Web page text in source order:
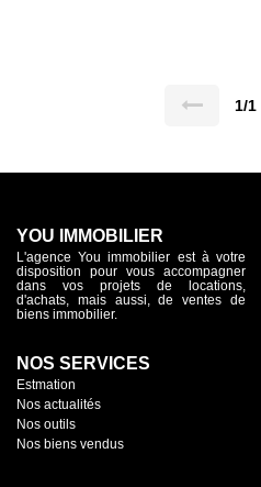
1/1
YOU IMMOBILIER
L'agence You immobilier est à votre
disposition pour vous accompagner
dans vos projets de locations,
d'achats, mais aussi, de ventes de
biens immobilier.
NOS SERVICES
Estmation
Nos actualités
Nos outils
Nos biens vendus